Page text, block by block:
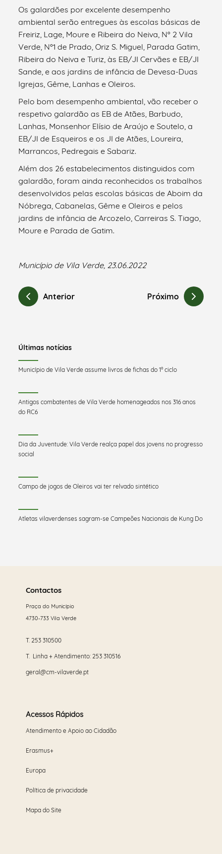
Os galardões por excelente desempenho
ambiental serão entregues às escolas básicas de
Freiriz, Lage, Moure e Ribeira do Neiva, Nº 2 Vila
Verde, Nº1 de Prado, Oriz S. Miguel, Parada Gatim,
Ribeira do Neiva e Turiz, às EB/JI Cervães e EB/JI
Sande, e aos jardins de infância de Devesa-Duas
Igrejas, Gême, Lanhas e Oleiros.
Pelo bom desempenho ambiental, vão receber o
respetivo galardão as EB de Atães, Barbudo,
Lanhas, Monsenhor Elísio de Araújo e Soutelo, a
EB/JI de Esqueiros e os JI de Atães, Loureira,
Marrancos, Pedregais e Sabariz.
Além dos 26 estabelecimentos distinguidos com
galardão, foram ainda reconhecidos os trabalhos
desenvolvidos pelas escolas básicas de Aboim da
Nóbrega, Cabanelas, Gême e Oleiros e pelos
jardins de infância de Arcozelo, Carreiras S. Tiago,
Moure e Parada de Gatim.
Município de Vila Verde, 23.06.2022
Anterior Próximo
Últimas notícias
Município de Vila Verde assume livros de fichas do 1º ciclo
Antigos combatentes de Vila Verde homenageados nos 316 anos
do RC6
Dia da Juventude: Vila Verde realça papel dos jovens no progresso
social
Campo de jogos de Oleiros vai ter relvado sintético
Atletas vilaverdenses sagram-se Campeões Nacionais de Kung Do
maisContactos
Praça do Município
4730-733 Vila Verde
T. 253 310500
T. Linha + Atendimento: 253 310516
geral@cm-vilaverde.pt
Acessos Rápidos
Atendimento e Apoio ao Cidadão
Erasmus+
Europa
Política de privacidade
Mapa do Site